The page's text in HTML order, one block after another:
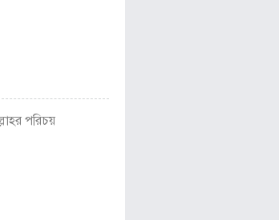
পরিচয়